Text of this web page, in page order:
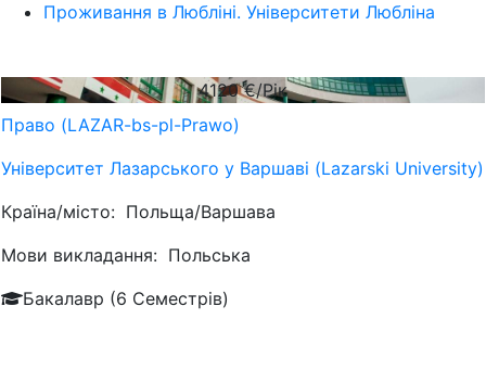
Проживання в Любліні. Університети Любліна
4120€/Рік
Право (LAZAR-bs-pl-Prawo)
Університет Лазарського у Варшаві (Lazarski University)
Країна/місто: Польща/Варшава
Мови викладання: Польська
Бакалавр (6 Семестрів)